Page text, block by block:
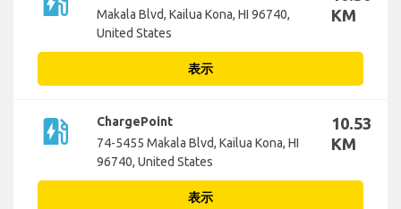
Makala Blvd, Kailua Kona, HI 96740,
United States
KM
表示
ev_station
ChargePoint
74-5455 Makala Blvd, Kailua Kona, HI
96740, United States
10.53
KM
表示